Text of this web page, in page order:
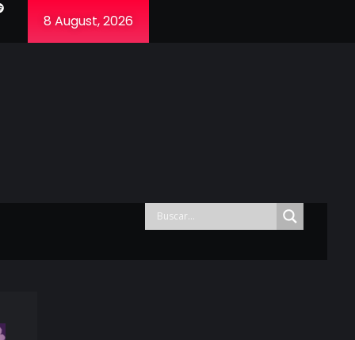
8 August, 2026